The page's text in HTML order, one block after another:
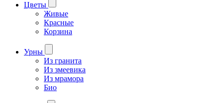
Цветы
Живые
Красные
Корзина
Урны
Из гранита
Из змеевика
Из мрамора
Био